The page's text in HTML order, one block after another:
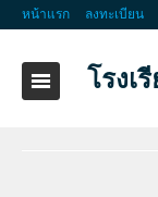
หน้าแรก ลงทะเบียน
โรงเ